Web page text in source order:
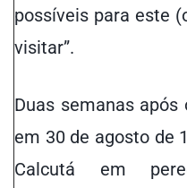
possíveis para este
visitar”.
Duas semanas
em 30 de agosto de
Calcutá em